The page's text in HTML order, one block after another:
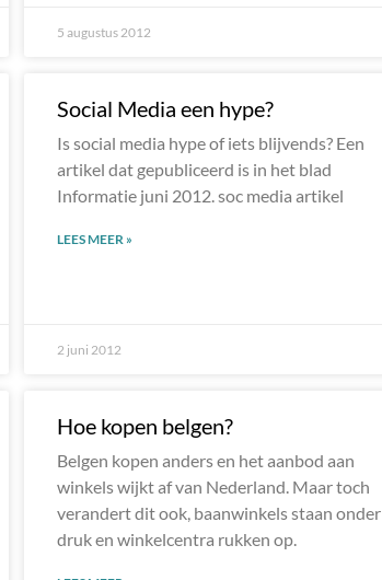
5 augustus 2012
Social Media een hype?
Is social media hype of iets blijvends? Een
artikel dat gepubliceerd is in het blad
Informatie juni 2012. soc media artikel
LEES MEER »
2 juni 2012
Hoe kopen belgen?
Belgen kopen anders en het aanbod aan
winkels wijkt af van Nederland. Maar toch
verandert dit ook, baanwinkels staan onder
druk en winkelcentra rukken op.